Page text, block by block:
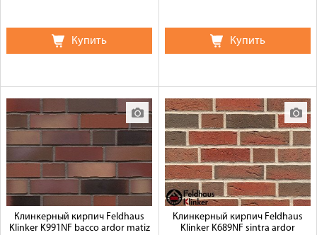
Купить Купить
Клинкерный кирпич Feldhaus
Klinker K991NF bacco ardor matiz
Клинкерный кирпич Feldhaus
Klinker K689NF sintra ardor